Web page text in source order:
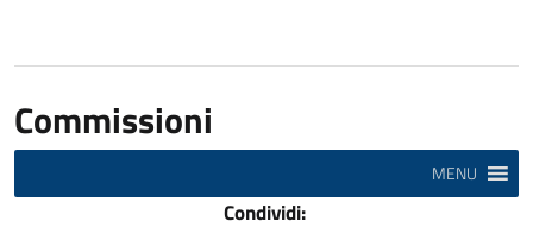
Commissioni
MENU
Condividi: